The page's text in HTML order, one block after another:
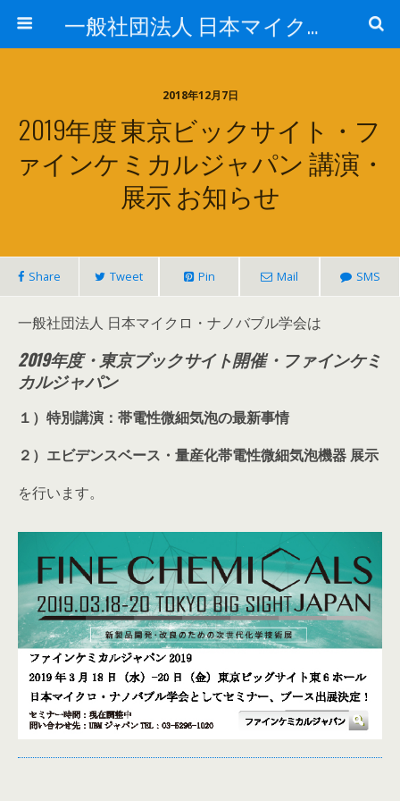
一般社団法人 日本マイクロ・ナノバブル学会
2018年12月7日
2019年度 東京ビックサイト・フ
ァインケミカルジャパン 講演・
展示 お知らせ
Share Tweet Pin Mail SMS
一般社団法人 日本マイクロ・ナノバブル学会は
2019年度・東京ブックサイト開催・ファインケミ
カルジャパン
１）特別講演：帯電性微細気泡の最新事情
２）エビデンスベース・量産化帯電性微細気泡機器 展示
を行います。